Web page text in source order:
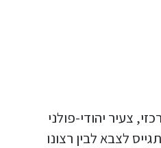
צעיר יהודי-פולני
לצבא לבין רצונו